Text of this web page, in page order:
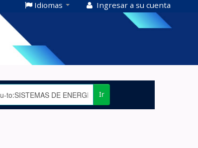
Idiomas Ingresar a su cuenta
Ir